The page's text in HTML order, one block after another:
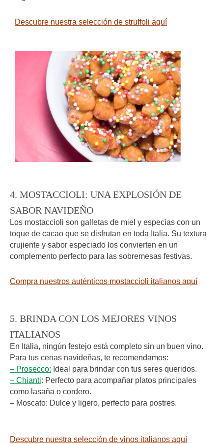
Descubre nuestra selección de struffoli aquí
4. MOSTACCIOLI: UNA EXPLOSIÓN DE
SABOR NAVIDEÑO
Los mostaccioli son galletas de miel y especias con un
toque de cacao que se disfrutan en toda Italia. Su textura
crujiente y sabor especiado los convierten en un
complemento perfecto para las sobremesas festivas.
Compra nuestros auténticos mostaccioli italianos aquí
5. BRINDA CON LOS MEJORES VINOS
ITALIANOS
En Italia, ningún festejo está completo sin un buen vino.
Para tus cenas navideñas, te recomendamos:
– Prosecco: Ideal para brindar con tus seres queridos.
– Chianti: Perfecto para acompañar platos principales
como lasaña o cordero.
– Moscato: Dulce y ligero, perfecto para postres.
Descubre nuestra selección de vinos italianos aquí